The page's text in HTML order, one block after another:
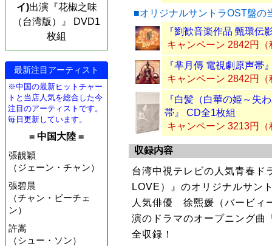
イ)出演『花椒之味
（台湾版）』 DVD1
枚組
最新注目アーティスト
※中国の最新ヒットチャー
トと当店人気を総合した今
注目のアーティストです。
毎日更新しています。
= 中国大陸 =
張靚穎
（ジェーン・チャン）
張碧晨
（チャン・ビーチェ
ン）
許嵩
（シュー・ソン）
■オリジナルサントラOST盤の
『劉歓音楽作品 甄環伝
キャンペーン 2842円（
『芈月傳 電視劇原声帯
キャンペーン 2842円（
『白髪（白華の姫～失
帯』 CD全1枚組
キャンペーン 3213円（
収録内容
台湾中視テレビの人気青春
LOVE）』のオリジナルサン
人気俳優 徐煕媛（バービィ
演のドラマのオープニング曲
全収録！